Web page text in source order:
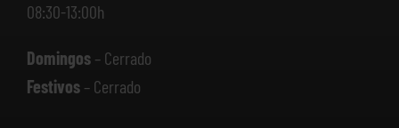
08:30-13:00h
Domingos– Cerrado
Festivos– Cerrado